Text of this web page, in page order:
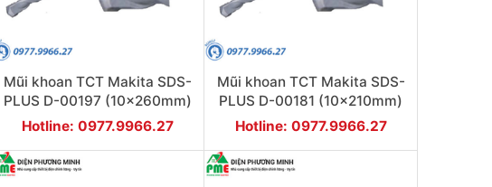
Mũi khoan TCT Makita SDS-
PLUS D-00197 (10x260mm)
Hotline: 0977.9966.27
Mũi khoan TCT Makita SDS-
PLUS D-00181 (10x210mm)
Hotline: 0977.9966.27